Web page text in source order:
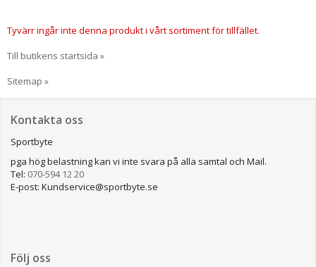
Tyvärr ingår inte denna produkt i vårt sortiment för tillfället.
Till butikens startsida »
Sitemap »
Kontakta oss
Sportbyte
pga hög belastning kan vi inte svara på alla samtal och Mail.
Tel: 070-594 12 20
E-post: Kundservice@sportbyte.se
Följ oss